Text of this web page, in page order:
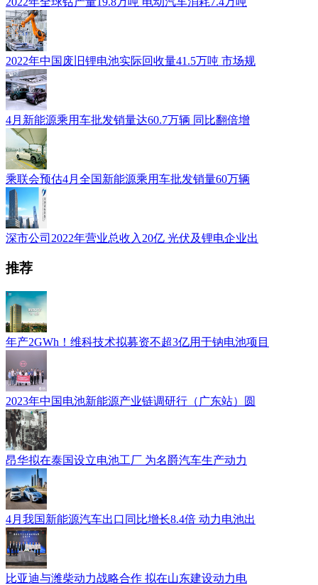
2022年中国废旧锂电池实际回收量41.5万吨 市场规
4月新能源乘用车批发销量达60.7万辆 同比翻倍增
乘联会预估4月全国新能源乘用车批发销量60万辆
深市公司2022年营业总收入20亿 光伏及锂电企业出
推荐
年产2GWh！维科技术拟募资不超3亿用于钠电池项目
2023年中国电池新能源产业链调研行（广东站）圆
昂华拟在泰国设立电池工厂 为名爵汽车生产动力
4月我国新能源汽车出口同比增长8.4倍 动力电池出
比亚迪与潍柴动力战略合作 拟在山东建设动力电